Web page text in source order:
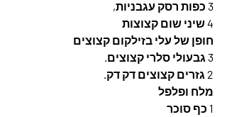
3 כפות רסק עגבניות,
4 שיני שום קצוצות
חופן של עלי בזילקום קצוצים
3 גבעולי סלרי קצוצים.
2 גזרים קצוצים דק דק.
מלח ופלפל
1 כף סוכר